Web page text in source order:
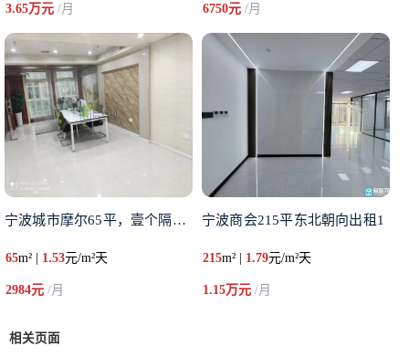
3.65万元 /月 6750元/月
宁波城市摩尔65平，壹个隔间全
65m² | 1.53元/m²天
2984元 /月
宁波商会215平东北朝向出租1
215m² | 1.79元/m²天
1.15万元/月
相关页面